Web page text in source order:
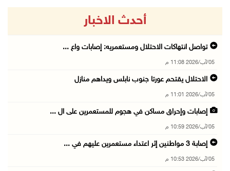
أحدث الاخبار
تواصل انتهاكات الاحتلال ومستعمريه: إصابات واع ...
05/آب/2026 11:08 م
الاحتلال يقتحم عورتا جنوب نابلس ويداهم منازل
05/آب/2026 11:01 م
إصابات وإحراق مساكن في هجوم للمستعمرين على ال ...
05/آب/2026 10:59 م
إصابة 3 مواطنين إثر اعتداء مستعمرين عليهم في ...
05/آب/2026 10:53 م